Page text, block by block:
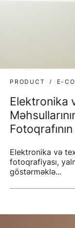
PRODUCT E-
Elektronika
Elektronika və
fotoqrafiyası,
göstərməklə...